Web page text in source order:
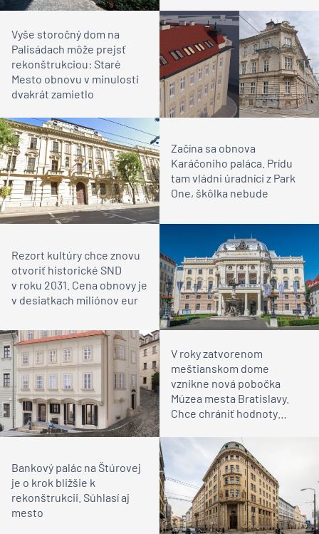
Vyše storočný dom na
Palisádach môže prejsť
rekonštrukciou: Staré
Mesto obnovu v minulosti
dvakrát zamietlo
Začína sa obnova
Karáčoniho paláca. Prídu
tam vládni úradníci z Park
One, škôlka nebude
Rezort kultúry chce znovu
otvoriť historické SND
v roku 2031. Cena obnovy je
v desiatkach miliónov eur
V roky zatvorenom
meštianskom dome
vznikne nová pobočka
Múzea mesta Bratislavy.
Chce chrániť hodnoty
Bankový palác na Štúrovej
je o krok bližšie k
rekonštrukcii. Súhlasí aj
mesto